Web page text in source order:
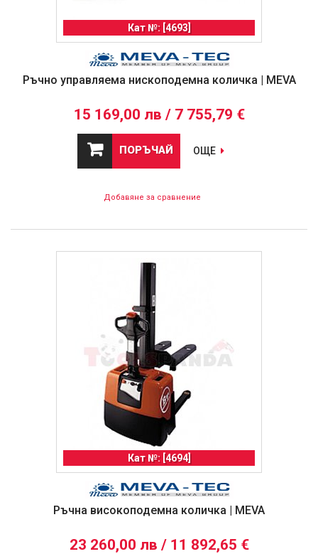
Кат №: [4693]
Ръчно управляема нископодемна количка | MEVA
15 169,00 лв / 7 755,79 €
ПОРЪЧАЙ ОЩЕ
Добавяне за сравнение
Кат №: [4694]
Ръчна високоподемна количка | MEVA
23 260,00 лв / 11 892,65 €